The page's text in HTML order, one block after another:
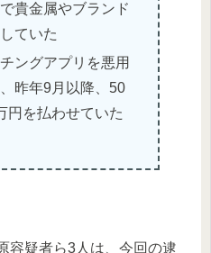
貴金属やブランド
ていた
ングアプリを悪用
昨年9月以降、50
円を払わせていた
容疑者ら3人は、今回の逮